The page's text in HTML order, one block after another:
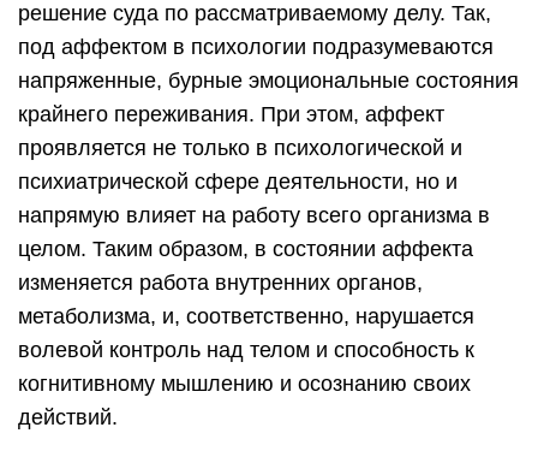
решение суда по рассматриваемому делу. Так,
под аффектом в психологии подразумеваются
напряженные, бурные эмоциональные состояния
крайнего переживания. При этом, аффект
проявляется не только в психологической и
психиатрической сфере деятельности, но и
напрямую влияет на работу всего организма в
целом. Таким образом, в состоянии аффекта
изменяется работа внутренних органов,
метаболизма, и, соответственно, нарушается
волевой контроль над телом и способность к
когнитивному мышлению и осознанию своих
действий.